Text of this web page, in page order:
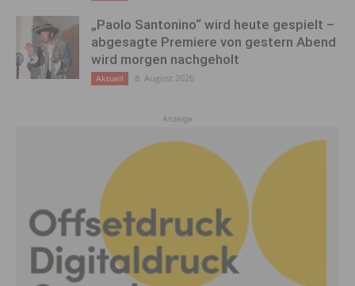
„Paolo Santonino“ wird heute gespielt –
abgesagte Premiere von gestern Abend
wird morgen nachgeholt
Aktuell 8. August 2026
Anzeige